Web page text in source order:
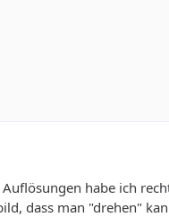
habe ich
dass man "drehen"